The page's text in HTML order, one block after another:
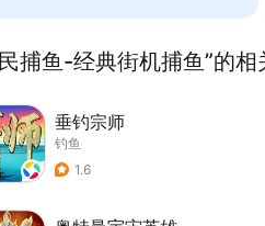
捕鱼-经典街机捕鱼”的
垂钓宗师
钓鱼
1.6